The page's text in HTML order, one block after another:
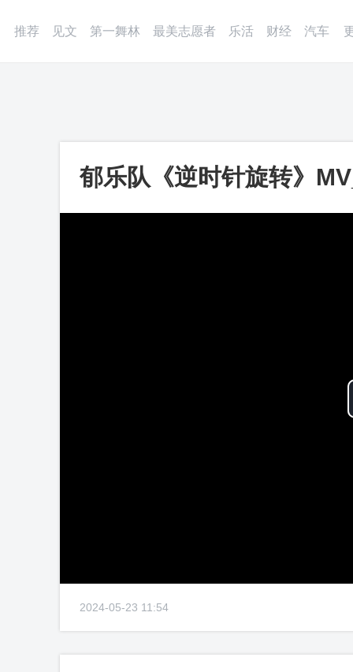
推荐 见文 第一舞林 最美志愿者 乐活 财经 汽车
郁乐队《逆时针旋转》
2024-05-23 11:54